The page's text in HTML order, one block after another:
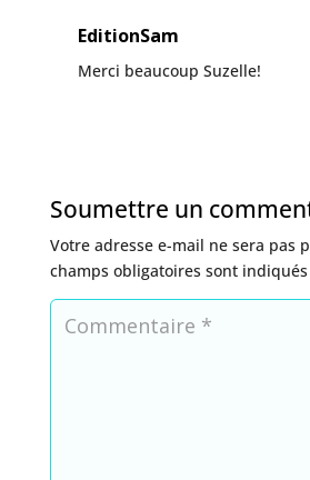
EditionSam
Merci beaucoup Suzelle!
Soumettre un
Votre adresse e-mail ne sera pas
champs obligatoires sont indiqués